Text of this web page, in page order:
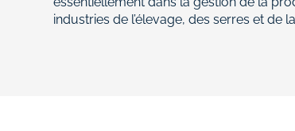
industries de l’élevage, des serres et de